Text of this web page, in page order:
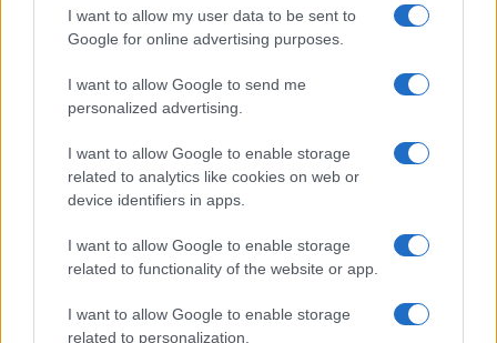
I want to allow my user data to be sent to
Google for online advertising purposes.
I want to allow Google to send me
personalized advertising.
I want to allow Google to enable storage
related to analytics like cookies on web or
device identifiers in apps.
I want to allow Google to enable storage
related to functionality of the website or app.
I want to allow Google to enable storage
related to personalization.
premier. Come tranquilli si dicono anche gli
avvocati degli altri indagati.
Per comprendere meglio la vicenda, qui sotto vi
proponiamo il servizio-inchiesta realizzato da
Lodovica Bulian perQuarta Repubblica
lo scorso
marzo.